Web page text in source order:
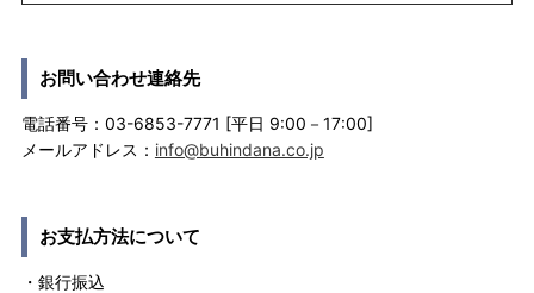
お問い合わせ連絡先
電話番号：03-6853-7771 [平日 9:00－17:00]
メールアドレス： info@buhindana.co.jp
お支払方法について
・銀行振込